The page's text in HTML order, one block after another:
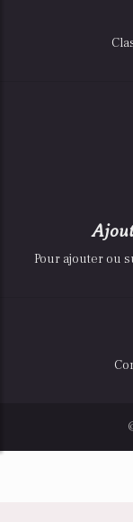
Pour ajouter ou